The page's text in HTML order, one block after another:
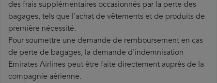
des frais supplémentaires occasionnés par la perte des
bagages, tels que l'achat de vêtements et de produits de
première nécessité.
Pour soumettre une demande de remboursement en cas
de perte de bagages, la demande d'indemnisation
Emirates Airlines peut être faite directement auprès de la
compagnie aérienne.